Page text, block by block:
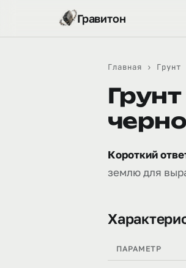
Гравитон
Главная › Грунт
Короткий
землю для
ПАРАМЕТР